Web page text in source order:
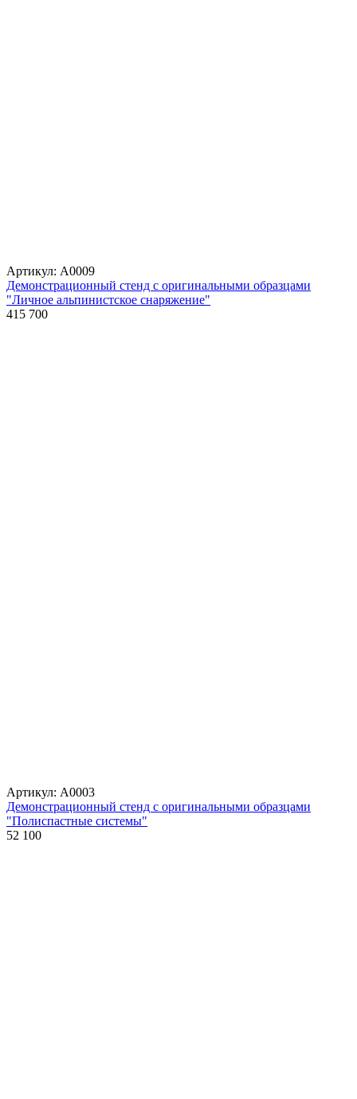
Артикул: А0009
Демонстрационный стенд с оригинальными образцами
"Личное альпинистское снаряжение"
415 700
Артикул: А0003
Демонстрационный стенд с оригинальными образцами
"Полиспастные системы"
52 100